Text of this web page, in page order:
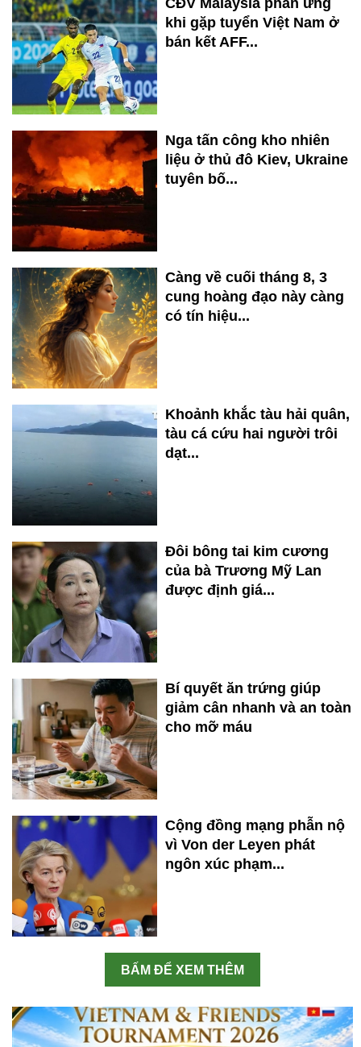
khi gặp tuyển Việt Nam ở
bán kết AFF...
Nga tấn công kho nhiên
liệu ở thủ đô Kiev, Ukraine
tuyên bố...
Càng về cuối tháng 8, 3
cung hoàng đạo này càng
có tín hiệu...
Khoảnh khắc tàu hải quân,
tàu cá cứu hai người trôi
dạt...
Đôi bông tai kim cương
của bà Trương Mỹ Lan
được định giá...
Bí quyết ăn trứng giúp
giảm cân nhanh và an toàn
cho mỡ máu
Cộng đồng mạng phẫn nộ
vì Von der Leyen phát
ngôn xúc phạm...
BẤM ĐỂ XEM THÊM